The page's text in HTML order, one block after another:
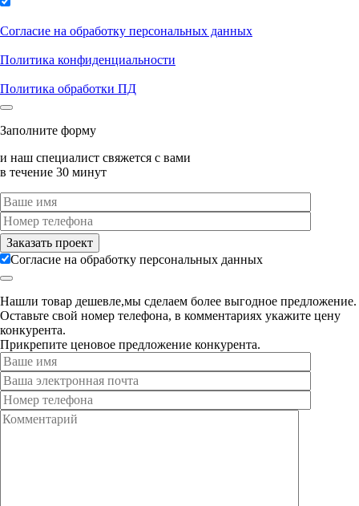
Согласие на обработку персональных данных
Политика конфиденциальности
Политика обработки ПД
Заполните форму
и наш специалист свяжется с вами
в течение 30 минут
Согласие на обработку персональных данных
Нашли товар дешевле,мы сделаем более выгодное предложение.
Оставьте свой номер телефона, в комментариях укажите цену
конкурента.
Прикрепите ценовое предложение конкурента.